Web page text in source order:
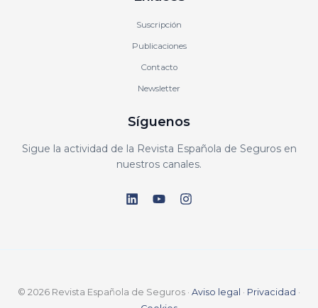
Suscripción
Publicaciones
Contacto
Newsletter
Síguenos
Sigue la actividad de la Revista Española de Seguros en
nuestros canales.
© 2026 Revista Española de Seguros · Aviso legal · Privacidad ·